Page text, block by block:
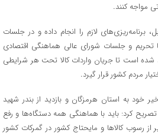
مواجه کنند.
برنامه‌ریزی‌های لازم را انجام داده و در جلسات
تحریم و جلسات شورای عالی هماهنگی اقتصادی
شده است تا جریان واردات کالا تحت هر شرایطی
مردم کشور قرار گیرد.
خود به استان هرمزگان و بازدید از بندر شهید
کرد: باید با هماهنگی همه دستگاه‌ها و رفع
رسوب کالاها و مایحتاج کشور در گمرکات کشور